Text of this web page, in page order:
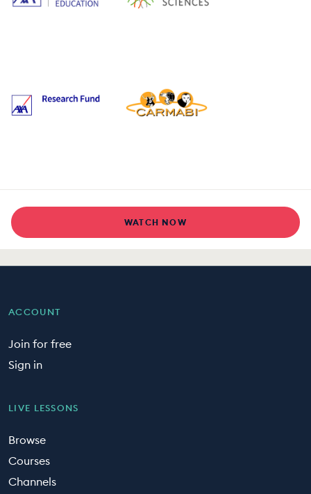
WATCH NOW
ACCOUNT
Join for free
Sign in
LIVE LESSONS
Browse
Courses
Channels